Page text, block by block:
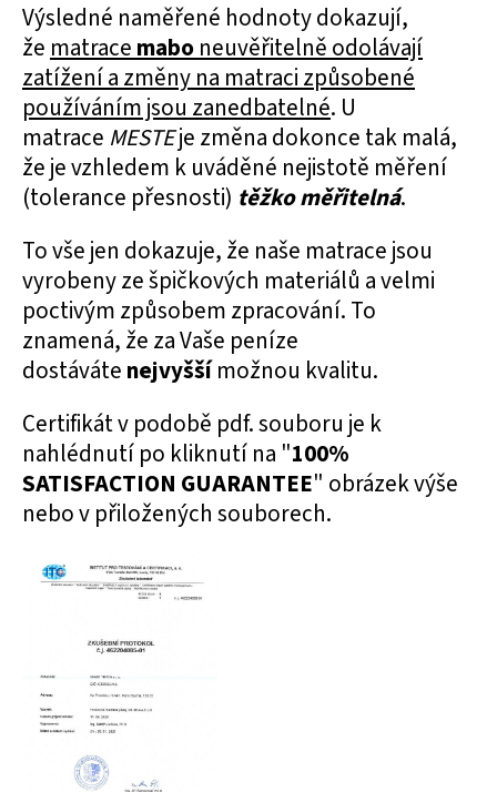
Výsledné naměřené hodnoty dokazují,
že matrace mabo neuvěřitelně odolávají
zatížení a změny na matraci způsobené
používáním jsou zanedbatelné. U
matrace MESTEje změna dokonce tak malá,
že je vzhledem k uváděné nejistotě měření
(tolerance přesnosti) těžko měřitelná.
To vše jen dokazuje, že naše matrace jsou
vyrobeny ze špičkových materiálů a velmi
poctivým způsobem zpracování. To
znamená, že za Vaše peníze
dostáváte nejvyšší možnou kvalitu.
Certifikát v podobě pdf. souboru je k
nahlédnutí po kliknutí na "100%
SATISFACTION GUARANTEE" obrázek výše
nebo v přiložených souborech.